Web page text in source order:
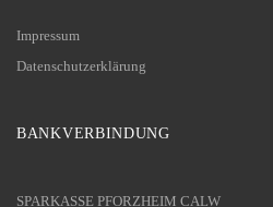
Impressum
Datenschutzerklärung
BANKVERBINDUNG
SPARKASSE PFORZHEIM CALW